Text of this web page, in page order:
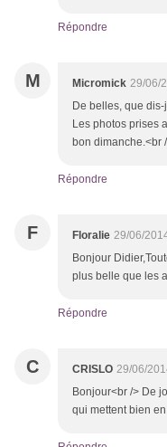
Répondre
M Micromick 29/06/
De belles, que
Les photos prises
bon dimanche.<br
Répondre
F Floralie 29/06/
Bonjour
plus belle que les
Répondre
C CRISLO 29/06/
Bonjour<br /> De
qui mettent bien